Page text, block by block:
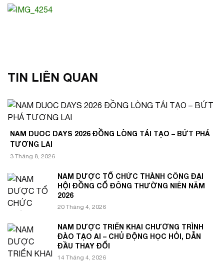
TIN LIÊN QUAN
NAM DUOC DAYS 2026 ĐỒNG LÒNG TÁI TẠO – BỨT PHÁ
TƯƠNG LAI
3 Tháng 8, 2026
NAM DƯỢC TỔ CHỨC THÀNH CÔNG ĐẠI
HỘI ĐỒNG CỔ ĐÔNG THƯỜNG NIÊN NĂM
2026
20 Tháng 4, 2026
NAM DƯỢC TRIỂN KHAI CHƯƠNG TRÌNH
ĐÀO TẠO AI – CHỦ ĐỘNG HỌC HỎI, DẪN
ĐẦU THAY ĐỔI
14 Tháng 4, 2026